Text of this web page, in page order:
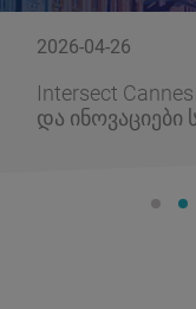
2026-04-26
Intersect
და ინოვაციები